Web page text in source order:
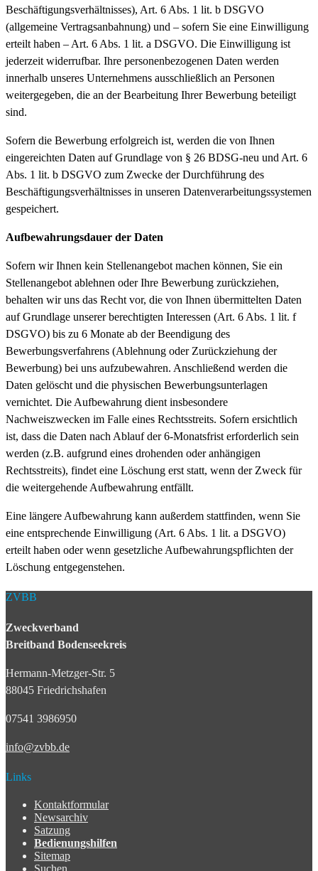
Beschäftigungsverhältnisses), Art. 6 Abs. 1 lit. b DSGVO
(allgemeine Vertragsanbahnung) und – sofern Sie eine Einwilligung
erteilt haben – Art. 6 Abs. 1 lit. a DSGVO. Die Einwilligung ist
jederzeit widerrufbar. Ihre personenbezogenen Daten werden
innerhalb unseres Unternehmens ausschließlich an Personen
weitergegeben, die an der Bearbeitung Ihrer Bewerbung beteiligt
sind.
Sofern die Bewerbung erfolgreich ist, werden die von Ihnen
eingereichten Daten auf Grundlage von § 26 BDSG-neu und Art. 6
Abs. 1 lit. b DSGVO zum Zwecke der Durchführung des
Beschäftigungsverhältnisses in unseren Datenverarbeitungssystemen
gespeichert.
Aufbewahrungsdauer der Daten
Sofern wir Ihnen kein Stellenangebot machen können, Sie ein
Stellenangebot ablehnen oder Ihre Bewerbung zurückziehen,
behalten wir uns das Recht vor, die von Ihnen übermittelten Daten
auf Grundlage unserer berechtigten Interessen (Art. 6 Abs. 1 lit. f
DSGVO) bis zu 6 Monate ab der Beendigung des
Bewerbungsverfahrens (Ablehnung oder Zurückziehung der
Bewerbung) bei uns aufzubewahren. Anschließend werden die
Daten gelöscht und die physischen Bewerbungsunterlagen
vernichtet. Die Aufbewahrung dient insbesondere
Nachweiszwecken im Falle eines Rechtsstreits. Sofern ersichtlich
ist, dass die Daten nach Ablauf der 6-Monatsfrist erforderlich sein
werden (z.B. aufgrund eines drohenden oder anhängigen
Rechtsstreits), findet eine Löschung erst statt, wenn der Zweck für
die weitergehende Aufbewahrung entfällt.
Eine längere Aufbewahrung kann außerdem stattfinden, wenn Sie
eine entsprechende Einwilligung (Art. 6 Abs. 1 lit. a DSGVO)
erteilt haben oder wenn gesetzliche Aufbewahrungspflichten der
Löschung entgegenstehen.
ZVBB
Zweckverband
Breitband Bodenseekreis
Hermann-Metzger-Str. 5
88045 Friedrichshafen
07541 3986950
info@zvbb.de
Links
Kontaktformular
Newsarchiv
Satzung
Bedienungshilfen
Sitemap